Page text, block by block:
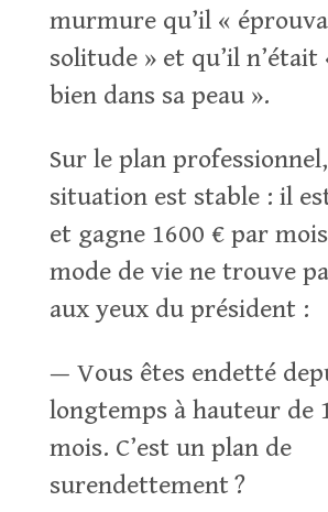
murmure qu’il «
solitude » et qu’il n’était
bien dans sa peau ».
Sur le plan
situation est stable : il
et gagne 1600 € par
mode de vie ne trouve
aux yeux du président :
— Vous êtes endetté
longtemps à hauteur de
mois. C’est un plan de
surendettement ?